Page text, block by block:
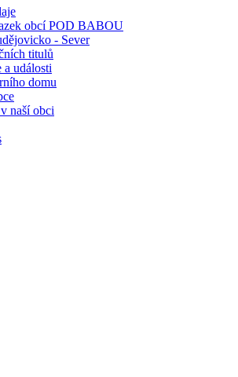
obcí POD BABOU
- Sever
titulů
a události
domu
naší obci